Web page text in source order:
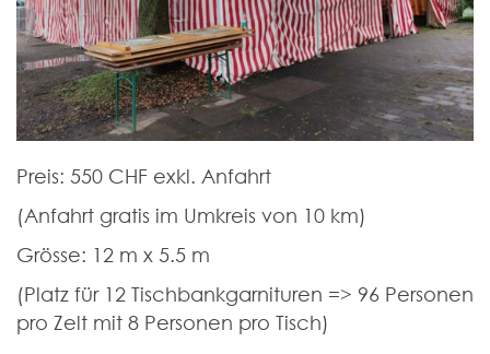
Preis: 550 CHF exkl. Anfahrt
(Anfahrt gratis im Umkreis von 10 km)
Grösse: 12 m x 5.5 m
(Platz für 12 Tischbankgarnituren => 96 Personen
pro Zelt mit 8 Personen pro Tisch)